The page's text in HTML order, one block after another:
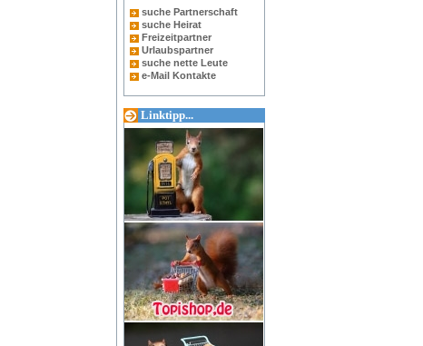
suche Partnerschaft
suche Heirat
Freizeitpartner
Urlaubspartner
suche nette Leute
e-Mail Kontakte
Linktipp...